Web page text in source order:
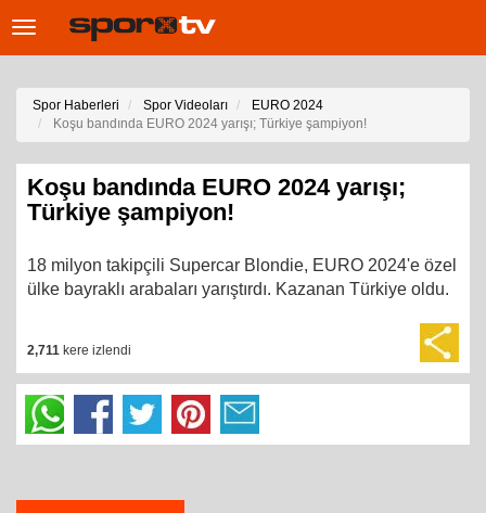
Toggle
Spor Haberleri Spor Videoları
EURO 2024
Koşu bandında EURO 2024 yarışı; Türkiye şampiyon!
Koşu bandında EURO 2024 yarışı;
Türkiye şampiyon!
18 milyon takipçili Supercar Blondie, EURO 2024'e özel
ülke bayraklı arabaları yarıştırdı. Kazanan Türkiye oldu.
2,711 kere izlendi